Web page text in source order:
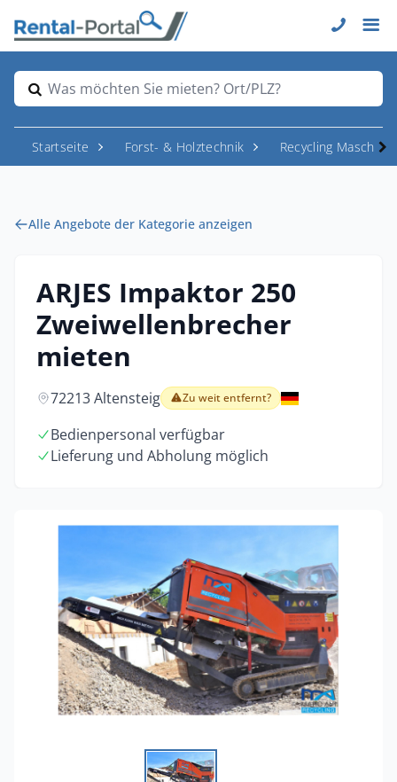
Was möchten Sie mieten? Ort/PLZ?
Startseite Forst- & Holztechnik Recycling
Alle Angebote der Kategorie anzeigen
ARJES Impaktor 250
Zweiwellenbrecher
mieten
72213 Altensteig Zu weit entfernt?
Bedienpersonal verfügbar
Lieferung und Abholung möglich